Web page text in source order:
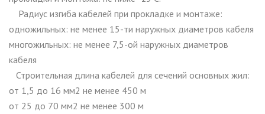
Радиус изгиба кабелей при прокладке и монтаже:
одножильных: не менее 15-ти наружных диаметров кабеля
многожильных: не менее 7,5-ой наружных диаметров
кабеля
Строительная длина кабелей для сечений основных жил:
от 1,5 до 16 мм2 не менее 450 м
от 25 до 70 мм2 не менее 300 м